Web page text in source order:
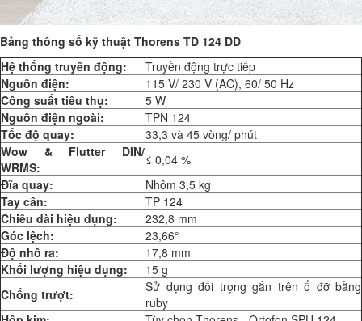
Bảng thông số kỹ thuật Thorens TD 124 DD
Hệ thống truyền động:
Truyền động trực tiếp
Nguồn điện:
115 V/ 230 V (AC), 60/ 50 Hz
Công suất tiêu thụ:
5 W
Nguồn điện ngoài:
TPN 124
Tốc độ quay:
33,3 và 45 vòng/ phút
Wow & Flutter DIN/
WRMS:
≤ 0,04 %
Đĩa quay:
Nhôm 3,5 kg
Tay cần:
TP 124
Chiều dài hiệu dụng:
232,8 mm
Góc lệch:
23,66°
Độ nhô ra:
17,8 mm
Khối lượng hiệu dụng:
15 g
Chống trượt:
Sử dụng đối trọng gắn trên ổ đỡ bằng
ruby